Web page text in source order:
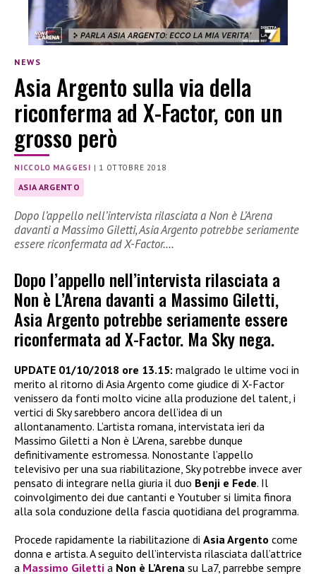
NEWS
Asia Argento sulla via della
riconferma ad X-Factor, con un
grosso però
NICCOLO MAGGESI | 1 OTTOBRE 2018
ASIA ARGENTO
Dopo l’appello nell’intervista rilasciata a Non è L’Arena
davanti a Massimo Giletti, Asia Argento potrebbe seriamente
essere riconfermata ad X-Factor.…
Dopo l’appello nell’intervista rilasciata a
Non è L’Arena davanti a Massimo Giletti,
Asia Argento potrebbe seriamente essere
riconfermata ad X-Factor. Ma Sky nega.
UPDATE 01/10/2018 ore 13.15: malgrado le ultime voci in
merito al ritorno di Asia Argento come giudice di X-Factor
venissero da fonti molto vicine alla produzione del talent, i
vertici di Sky sarebbero ancora dell’idea di un
allontanamento. L’artista romana, intervistata ieri da
Massimo Giletti a Non è L’Arena, sarebbe dunque
definitivamente estromessa. Nonostante l’appello
televisivo per una sua riabilitazione, Sky potrebbe invece aver
pensato di integrare nella giuria il duo Benji e Fede. Il
coinvolgimento dei due cantanti e Youtuber si limita finora
alla sola conduzione della fascia quotidiana del programma.
Procede rapidamente la riabilitazione di Asia Argento come
donna e artista. A seguito dell’intervista rilasciata dall’attrice
a Massimo Giletti a Non è L’Arena su La7, parrebbe sempre